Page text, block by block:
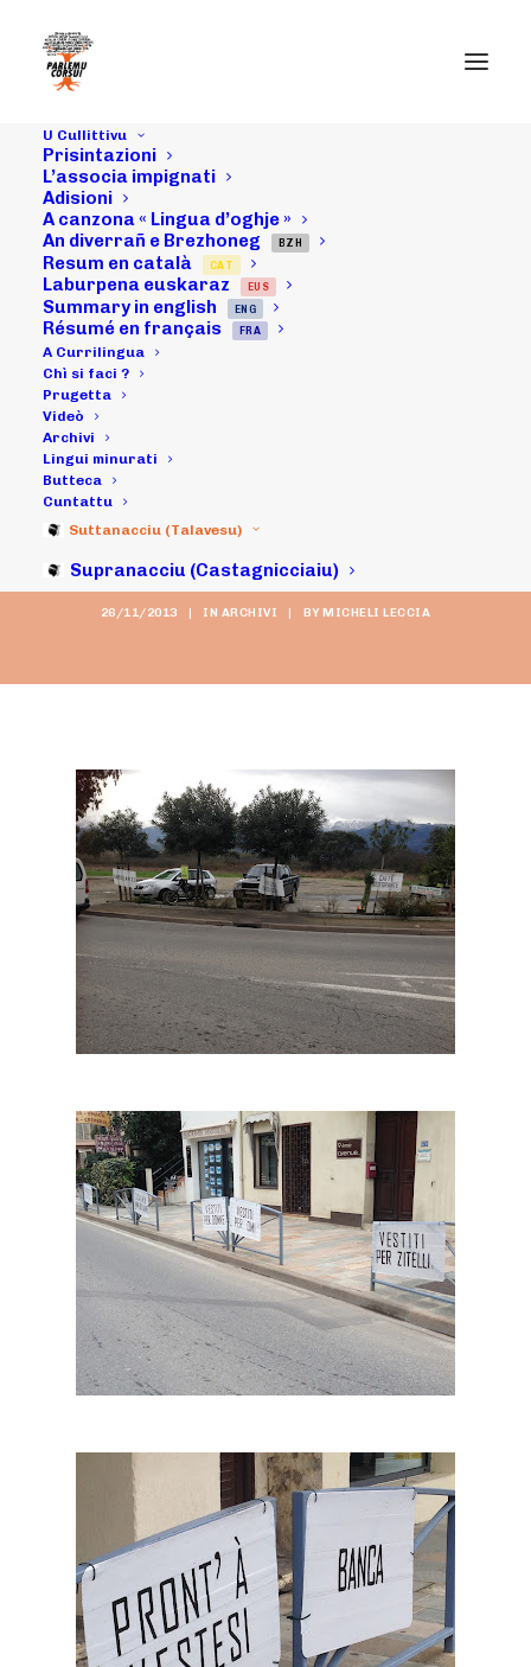
U Cullittivu
Prisintazioni
L’associa impignati
Adisioni
A canzona « Lingua d’oghje »
An diverrañ e Brezhoneg
BZH
Resum en català CAT
Laburpena euskaraz EUS
Summary in english ENG
Résumé en français FRA
A Currilingua
Chì si faci ?
Prugetta
Videò
Archivi
Lingui minurati
Butteca
Cuntattu
Suttanacciu (Talavesu)
Supranacciu (Castagnicciaiu)
Sàpatu u 23 di
nuvembri 2013 :
Ghjurnata
"Traduzzioni" in
A Ghisunaccia (i
panedda in
carrughju; n'emu
fattu 96)
26/11/2013 | IN ARCHIVI | BYMICHELI LECCIA